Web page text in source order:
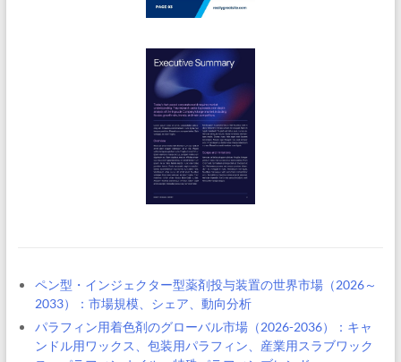
ペン型・インジェクター型薬剤投与装置の世界市場（2026～
2033）：市場規模、シェア、動向分析
パラフィン用着色剤のグローバル市場（2026-2036）：キャ
ンドル用ワックス、包装用パラフィン、産業用スラブワック